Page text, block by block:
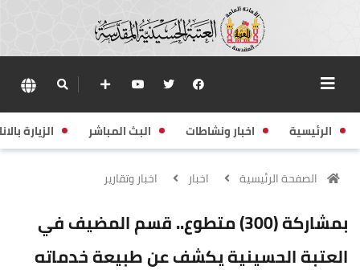
الرئيسية اخبار ونشاطات البث المباشر الزيارة
الصفحة الرئيسية اخبار اخبار وتقارير
بمشاركة (300) متطوع.. قسم المضيف في
العتبة الحسينية يكشف عن طبيعة خدماته